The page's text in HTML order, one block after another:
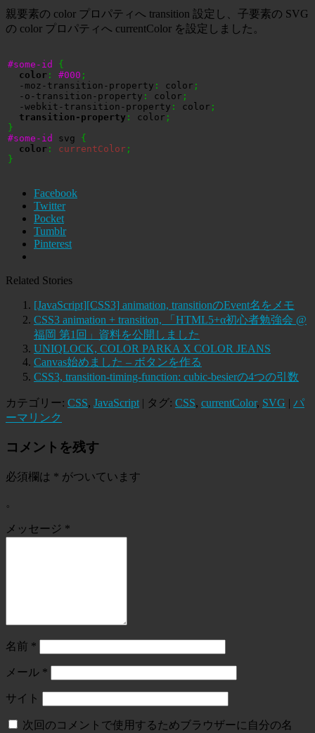
親要素の color プロパティへ transition 設定し、子要素の SVG
の color プロパティへ currentColor を設定しました。
#some-id
{
color : #000 ;
  -moz-transition-property
: color ;
  -o-transition-property
: color ;
  -webkit-transition-property
: color ;
transition-property : color ;
}
#some-id
svg {
color : currentColor ;
}
Facebook
Twitter
Pocket
Tumblr
Pinterest
Related Stories
[JavaScript][CSS3] animation, transitionのEvent名をメモ
CSS3 animation + transition, 「HTML5+α初心者勉強会 @
福岡 第1回」資料を公開しました
UNIQLOCK, COLOR PARKA X COLOR JEANS
Canvas始めました – ボタンを作る
CSS3, transition-timing-function: cubic-besierの4つの引数
カテゴリー: CSS, JavaScript | タグ: CSS, currentColor, SVG | パ
ーマリンク
コメントを残す
必須欄は * がついています
。
メッセージ *
名前 *
メール *
サイト
次回のコメントで使用するためブラウザーに自分の名